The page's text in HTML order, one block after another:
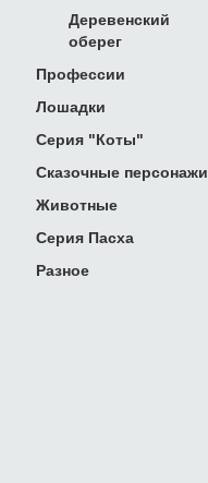
Деревенский
оберег
Профессии
Лошадки
Серия "Коты"
Сказочные персонажи
Животные
Серия Пасха
Разное